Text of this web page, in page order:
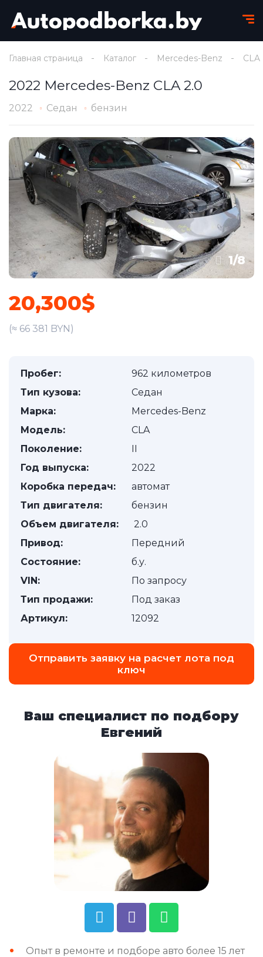
Главная страница Каталог Mercedes-Benz CLA
2022 Mercedes-Benz CLA 2.0
2022 Седан бензин
1/8
20,300$
(≈ 66 381 BYN)
Пробег:
962 километров
Тип кузова:
Седан
Марка:
Mercedes-Benz
Модель:
CLA
Поколение:
II
Год выпуска:
2022
Коробка передач:
автомат
Тип двигателя:
бензин
Объем двигателя:
2.0
Привод:
Передний
Состояние:
б.у.
VIN:
По запросу
Тип продажи:
Под заказ
Артикул:
12092
Отправить заявку на расчет лота под
ключ
Ваш специалист по подбору
Евгений
Опыт в ремонте и подборе авто более 15 лет